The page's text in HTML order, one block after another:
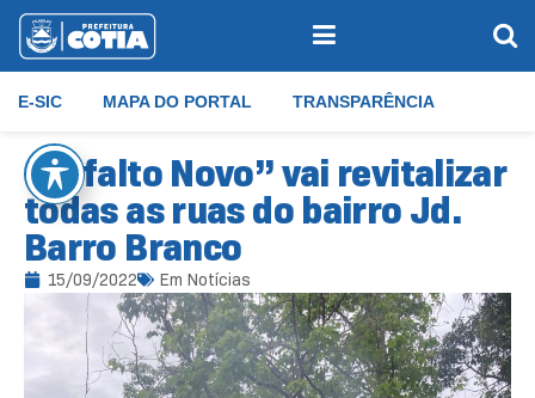
E-SIC MAPA DO PORTAL TRANSPARÊNCIA
“Asfalto Novo” vai revitalizar
todas as ruas do bairro Jd.
Barro Branco
15/09/2022 Em Notícias